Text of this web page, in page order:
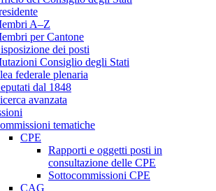
A–Z
per Cantone
dei posti
Consiglio degli Stati
federale plenaria
dal 1848
avanzata
tematiche
CPE
Rapporti e oggetti posti in
consultazione delle CPE
Sottocommissioni CPE
CAG